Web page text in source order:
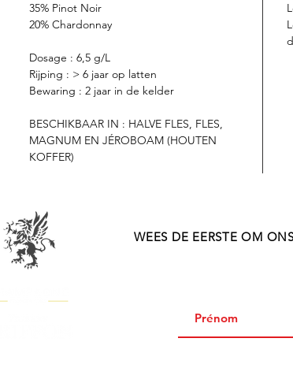
35% Pinot Noir
20% Chardonnay
Dosage : 6,5 g/L
Rijping : > 6 jaar op latten
Bewaring : 2 jaar in de kelder
BESCHIKBAAR IN : HALVE FLES, FLES,
MAGNUM EN JÉROBOAM (HOUTEN
KOFFER)
WEES DE EERSTE OM